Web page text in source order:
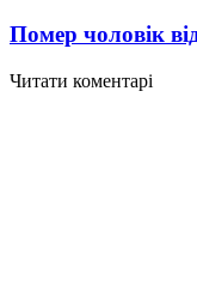
Помер чоловік
Читати коментарі